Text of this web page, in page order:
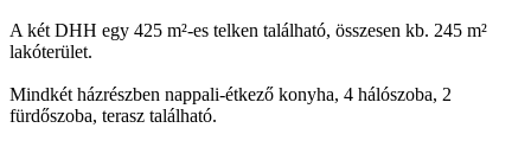
A két DHH egy 425 m²-es telken található, összesen kb. 245 m²
lakóterület.
Mindkét házrészben nappali-étkező konyha, 4 hálószoba, 2
fürdőszoba, terasz található.